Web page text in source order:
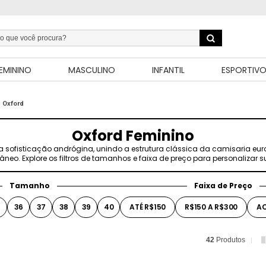
MASCULINO INFANTIL ESPORTIVO
Oxford
Oxford Feminino
sofisticação andrógina, unindo a estrutura clássica da camisaria
Explore os filtros de tamanhos e faixa de preço para personalizar
Tamanho
36 37 38 39 40
Faixa de Preço
ATÉ R$150 R$150 A R$300
42 Produtos